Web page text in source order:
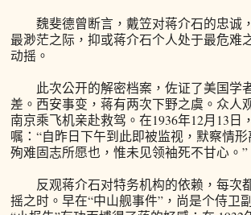
魏斐德曾断言，戴笠对蒋介石的忠诚
最渺茫之际，抑或蒋介石个人处于最危难
动摇。
此次公开的解密档案，佐证了美国学
差。西安事变，蒋有两次下野之虞。众人
南京乘飞机亲赴救驾。在1936年12月13日
嘱：“自昨日下午到此即被监视，默察情
殉难固志所愿也，惟未见领袖死不甘心。”
反观蒋介石对特务机构的依赖，每次
摇之时。早在“中山舰事件”，尚是个侍卫